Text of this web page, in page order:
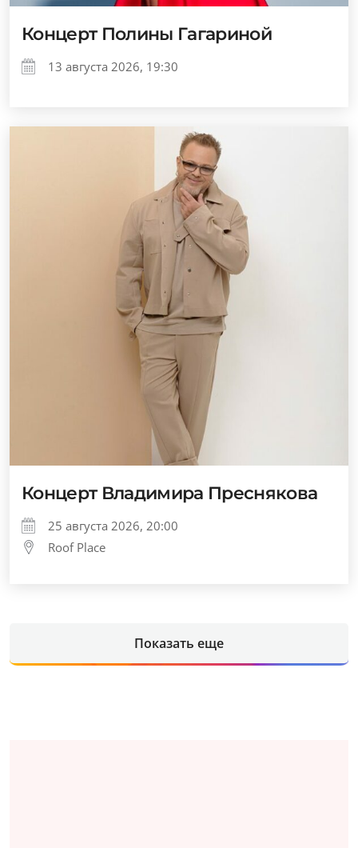
Концерт Полины Гагариной
13 августа 2026, 19:30
Концерт Владимира Преснякова
25 августа 2026, 20:00
Roof Place
Показать еще